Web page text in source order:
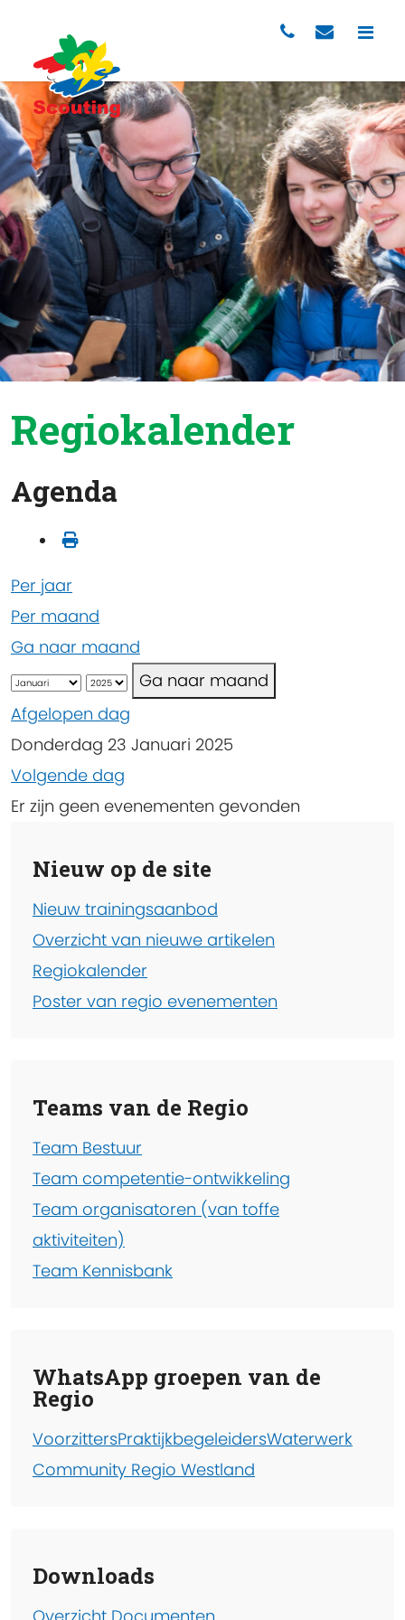
Regiokalender
Agenda
Per jaar
Per maand
Ga naar maand
Ga naar maand
Afgelopen dag
Donderdag 23 Januari 2025
Volgende dag
Er zijn geen evenementen gevonden
Nieuw op de site
Nieuw trainingsaanbod
Overzicht van nieuwe artikelen
Regiokalender
Poster van regio evenementen
Teams van de Regio
Team Bestuur
Team competentie-ontwikkeling
Team organisatoren (van toffe
aktiviteiten)
Team Kennisbank
WhatsApp groepen van de
Regio
VoorzittersPraktijkbegeleidersWaterwerk
Community Regio Westland
Downloads